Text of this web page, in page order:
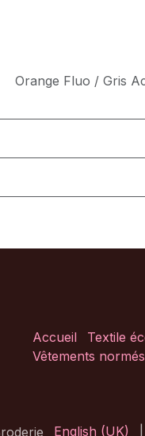
Orange Fluo / Gris
Accueil
Textile
Vêtements
English (UK)